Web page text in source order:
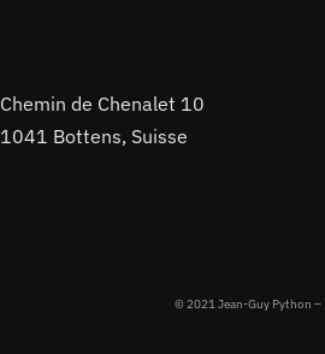
Chemin de Chenalet 10
1041 Bottens, Suisse
© 2021 Jean-Guy Python –